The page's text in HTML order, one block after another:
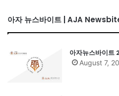
아자 뉴스바이트 | AJA
아자뉴스바이
August 7,